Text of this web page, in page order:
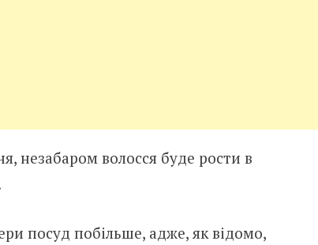
незабаром волосся буде рости в
посуд побільше, адже, як відомо,